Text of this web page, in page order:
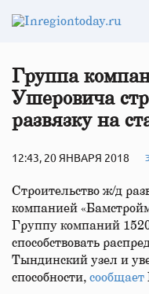
Группа
Ушеровича
развязку на
12:43, 20 ЯНВАРЯ 2018
Строительство ж/д
компанией
Группу компаний
способствовать
Тындинский узел и
способности, сообщает